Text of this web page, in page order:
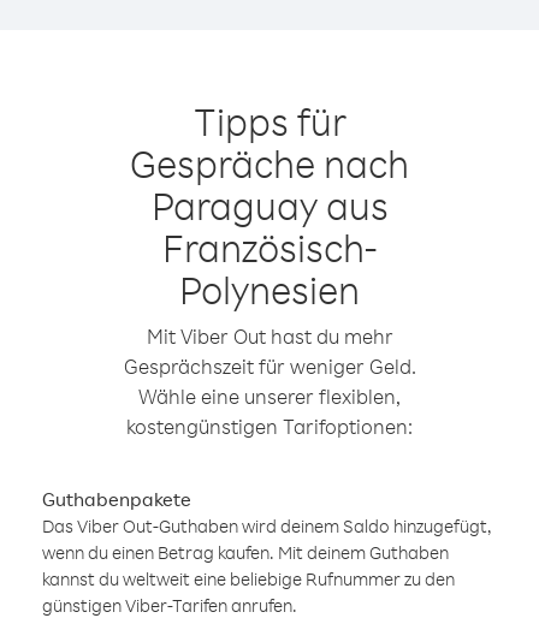
Tipps für
Gespräche nach
Paraguay aus
Französisch-
Polynesien
Mit Viber Out hast du mehr
Gesprächszeit für weniger Geld.
Wähle eine unserer flexiblen,
kostengünstigen Tarifoptionen:
Guthabenpakete
Das Viber Out-Guthaben wird deinem Saldo hinzugefügt,
wenn du einen Betrag kaufen. Mit deinem Guthaben
kannst du weltweit eine beliebige Rufnummer zu den
günstigen Viber-Tarifen anrufen.